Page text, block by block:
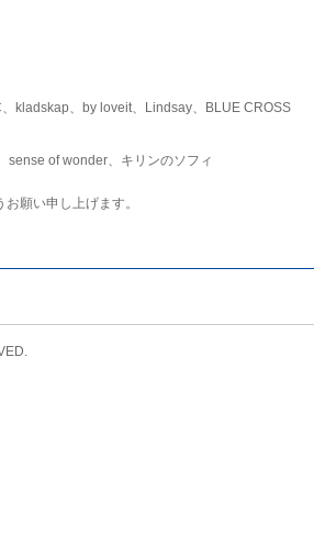
kladskap、by loveit、Lindsay、BLUE CROSS
of wonder、キリンのソフィ
願い申し上げます。